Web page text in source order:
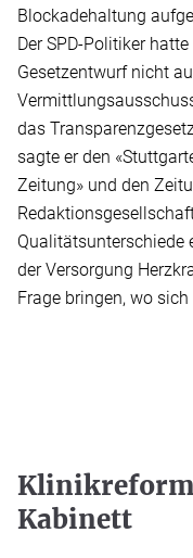
Blockadehaltung
Der SPD-Politiker
Gesetzentwurf nicht
das
sagte er den
Zeitung» und den
Qualitätsunterschiede
der Versorgung
Frage bringen, wo
Kabinett